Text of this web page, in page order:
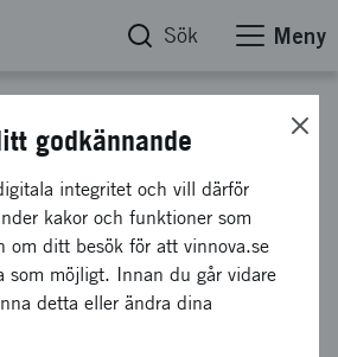
Sök Meny
innovation – en
för företag
dödsstöten för
och de smarta
godkännande
integritet och vill därför
kakor och funktioner som
om ditt besök för att vinnova.se
som möjligt. Innan du går vidare
detta eller ändra dina